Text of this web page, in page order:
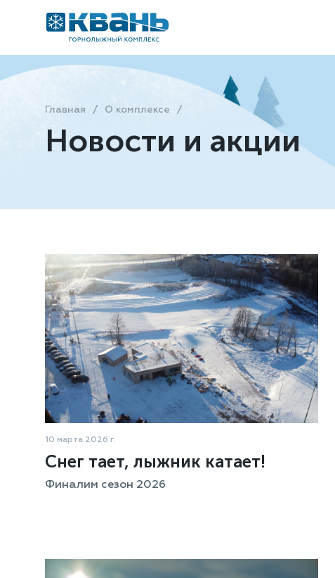
Главная О комплексе
Новости и акции
10 марта 2026 г.
Снег тает, лыжник катает!
Финалим сезон 2026